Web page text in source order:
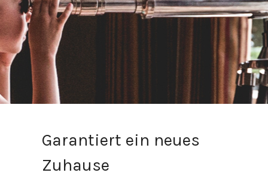
Garantiert ein neues
Zuhause